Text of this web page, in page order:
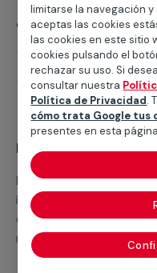
¿Qué incluye?
Desplazamiento
Presupuesto gratis
Recuerda que en
Podemos ofrecer
incluyendo todo lo que
equipamientos,
necesitas cuando te
limitarse la navegación y
aceptas las cookies
las cookies en este sitio
cookies pulsando el
rechazar su uso. Si
consultar nuestra
Política de Privacidad.
cómo trata Google tus
presentes en esta